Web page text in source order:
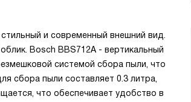
и современный внешний вид.
Bosch BBS712A - вертикальный
системой сбора пыли, что
сбора пыли составляет 0.3 литра,
что обеспечивает удобство в